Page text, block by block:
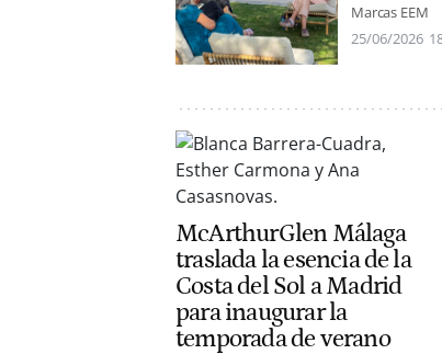
Marcas EEM
25/06/2026
McArthurGlen Málaga
traslada la esencia de la
Costa del Sol a Madrid
para inaugurar la
temporada de verano